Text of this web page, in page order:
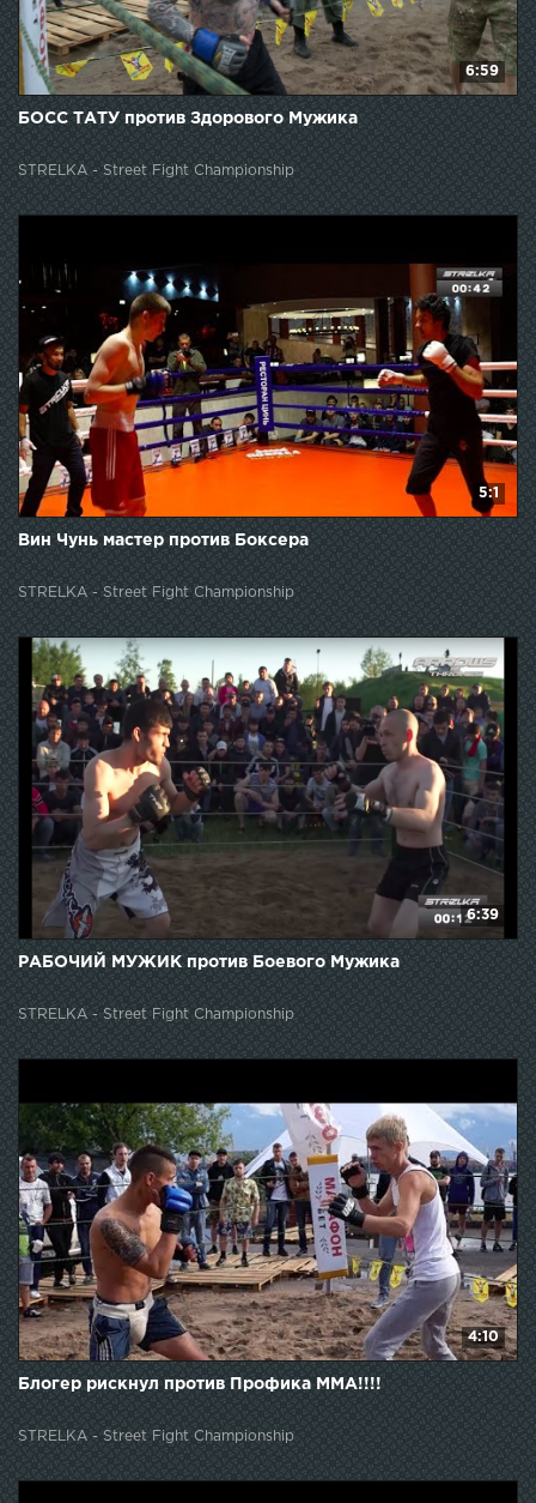
6:59
БОСС ТАТУ против Здорового Мужика
STRELKA - Street Fight Championship
5:1
Вин Чунь мастер против Боксера
STRELKA - Street Fight Championship
6:39
РАБОЧИЙ МУЖИК против Боевого Мужика
STRELKA - Street Fight Championship
4:10
Блогер рискнул против Профика ММА!!!!
STRELKA - Street Fight Championship